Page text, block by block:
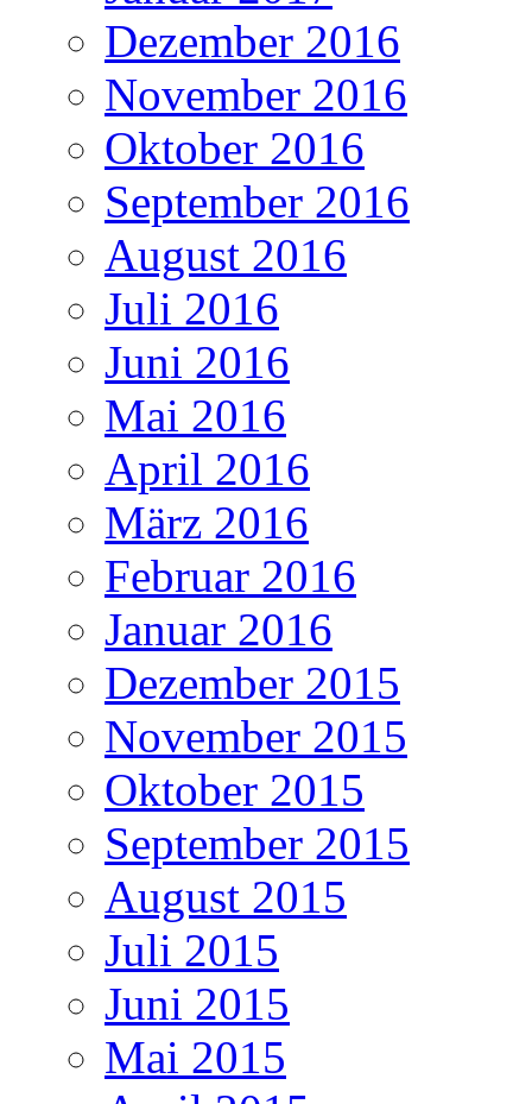
Dezember 2016
November 2016
Oktober 2016
September 2016
August 2016
Juli 2016
Juni 2016
Mai 2016
April 2016
März 2016
Februar 2016
Januar 2016
Dezember 2015
November 2015
Oktober 2015
September 2015
August 2015
Juli 2015
Juni 2015
Mai 2015